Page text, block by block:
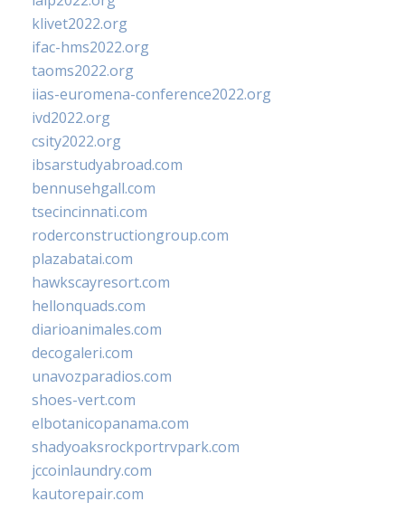
klivet2022.org
ifac-hms2022.org
taoms2022.org
iias-euromena-conference2022.org
ivd2022.org
csity2022.org
ibsarstudyabroad.com
bennusehgall.com
tsecincinnati.com
roderconstructiongroup.com
plazabatai.com
hawkscayresort.com
hellonquads.com
diarioanimales.com
decogaleri.com
unavozparadios.com
shoes-vert.com
elbotanicopanama.com
shadyoaksrockportrvpark.com
jccoinlaundry.com
kautorepair.com